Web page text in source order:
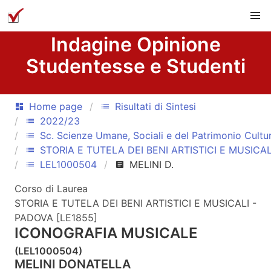
Indagine Opinione
Studentesse e Studenti
dashboard Home page list Risultati di Sintesi
list 2022/23
list Sc. Scienze Umane, Sociali e del Patrimonio
list STORIA E TUTELA DEI BENI ARTISTICI E
list LEL1000504 article
MELINI D.
Corso di Laurea
STORIA E TUTELA DEI BENI ARTISTICI E MUSICALI -
PADOVA [LE1855]
ICONOGRAFIA MUSICALE
(LEL1000504)
MELINI DONATELLA